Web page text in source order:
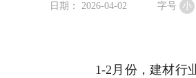
日期： 2026-04-02 字号 小
1-2月份，建材行